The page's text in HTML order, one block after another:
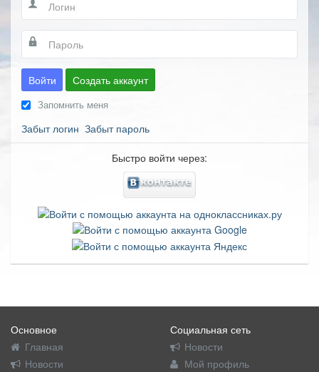
Войти Создать аккаунт
Запомнить меня
Забыт логин Забыт пароль
Быстро войти через:
Основное
Главная
Новости
Социальная сеть
Новости
Мой профиль